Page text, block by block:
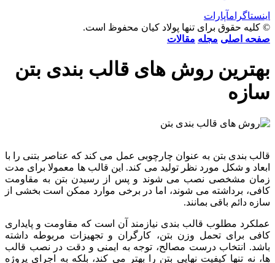
اینستاگرامآپارات
© کلیه حقوق برای تنها پولاد کیان محفوظ است.
صفحه اصلی مجله مقالات
بهترین روش های قالب بندی بتن
سازه
قالب بندی بتن به عنوان چارچوبی عمل می کند که عناصر بتنی را با
ابعاد و شکل مورد نظر تولید می کند. این قالب ها معمولا برای مدت
زمان مشخصی نصب می شوند و پس از رسیدن بتن به مقاومت
کافی، برداشته می شوند، اما در برخی موارد ممکن است بخشی از
سازه دائم باقی بمانند.
عملکرد مطلوب قالب بندی نیازمند آن است که مقاومت و پایداری
کافی برای تحمل وزن بتن، کارگران و تجهیزات مربوطه داشته
باشد. انتخاب درست مصالح، توجه به ایمنی و دقت در نصب قالب
ها، نه تنها کیفیت نهایی بتن را بهتر می کند، بلکه به اجرای پروژه